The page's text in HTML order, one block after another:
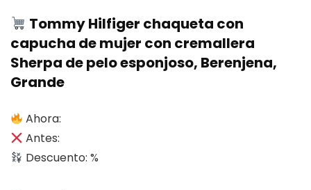
Tommy Hilfiger chaqueta con
capucha de mujer con cremallera
Sherpa de pelo esponjoso, Berenjena,
Grande
Ahora:
Antes:
Descuento: %